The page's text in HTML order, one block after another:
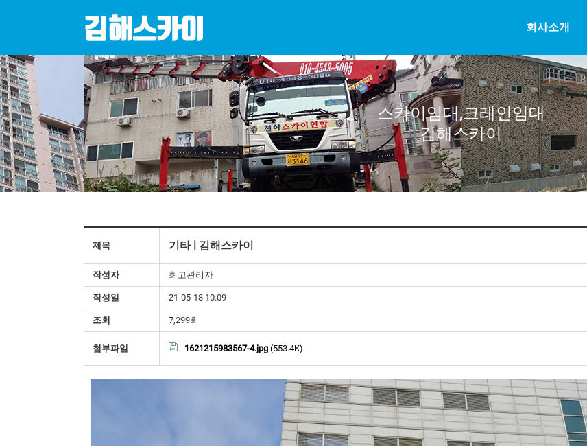
회사소개
스카이임대,크레인임대
김해스카이
제목 기타 | 김해스카이
작성자 최고관리자
작성일 21-05-18 10:09
조회 7,299회
첨부파일 1621215983567-4.jpg (553.4K)